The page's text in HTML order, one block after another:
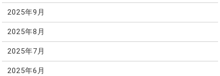
2025年9月
2025年8月
2025年7月
2025年6月